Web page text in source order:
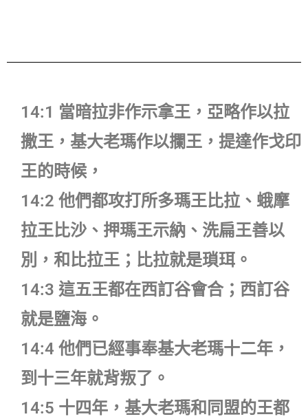
14:1 當暗拉非作示拿王，亞略作以拉
撒王，基大老瑪作以攔王，提達作戈印
王的時候，
14:2 他們都攻打所多瑪王比拉、蛾摩
拉王比沙、押瑪王示納、洗扁王善以
別，和比拉王；比拉就是瑣珥。
14:3 這五王都在西訂谷會合；西訂谷
就是鹽海。
14:4 他們已經事奉基大老瑪十二年，
到十三年就背叛了。
14:5 十四年，基大老瑪和同盟的王都